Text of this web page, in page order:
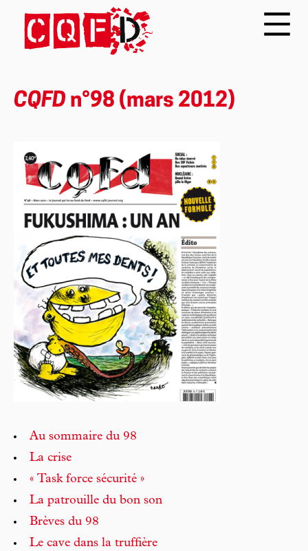
CQFD n°98 (mars 2012)
Au sommaire du 98
La crise
« Task force sécurité »
La patrouille du bon son
Brèves du 98
Le cave dans la truffière